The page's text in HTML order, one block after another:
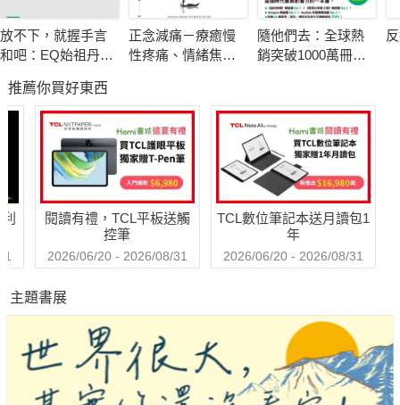
會有的煩惱，才會找上你。
能擺脫焦慮、得到療癒。從今天開始，試著只聽從內心的聲音，
不去檢查TO DO LIST、不用和任何人說話、不勉強自己到外面
散心，告別每天早上醒來就覺得好累的自己，從今以後都只為自
己呼吸！
「希望閱讀本書後，一直以來深陷自責的你，能夠減少自責的次
數。總是為了他人勞心勞力的你，今後請試著把時間和體力花在
自己的身上。希望早上醒來就覺得『好累……』的你，往後的每
一天都可以過得輕鬆些。更重要的是，希望本書能夠成為讓你
『察覺』如何活得輕鬆的契機。」——本書作者／Poche
放不下，就握手言
和吧：EQ始祖丹尼
波切的冥想智慧
正念減痛－療癒慢
性疼痛、情緒焦
的靜觀練習課
隨他們去：全球熱
銷突破1000萬冊現
巧【附放下執念明
信片圖】
推薦你買好東西
閱讀有禮，TCL平板送觸
控筆
2026/06/20 - 2026/08/31
TCL數位筆記本送月讀包1
年
2026/06/20 - 2026/08/31
主題書展